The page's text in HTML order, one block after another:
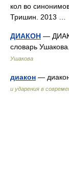
кол во
Тришин. 2013 …
ДИАКОН —
словарь
Ушакова
диакон —
и ударения в